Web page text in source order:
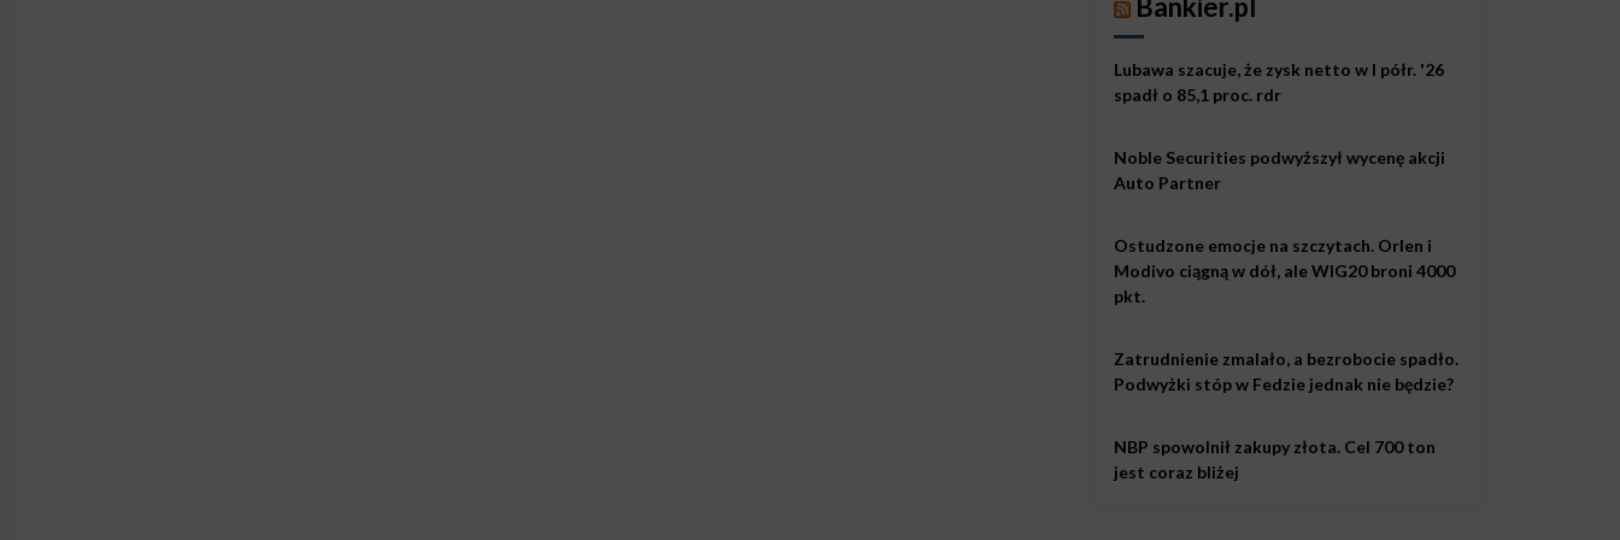
Bankier.pl
Lubawa szacuje, że zysk netto w I półr. '26
spadł o 85,1 proc. rdr
Noble Securities podwyższył wycenę akcji
Auto Partner
Ostudzone emocje na szczytach. Orlen i
Modivo ciągną w dół, ale WIG20 broni 4000
pkt.
Zatrudnienie zmalało, a bezrobocie spadło.
Podwyżki stóp w Fedzie jednak nie będzie?
NBP spowolnił zakupy złota. Cel 700 ton
jest coraz bliżej